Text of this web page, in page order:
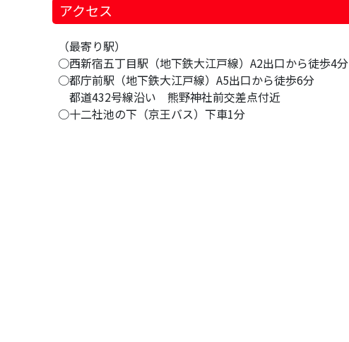
アクセス
（最寄り駅）
○西新宿五丁目駅（地下鉄大江戸線）A2出口から徒歩4分
○都庁前駅（地下鉄大江戸線）A5出口から徒歩6分
都道432号線沿い 熊野神社前交差点付近
○十二社池の下（京王バス）下車1分